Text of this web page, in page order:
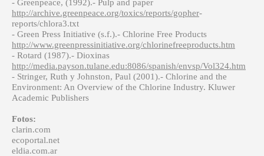
- Greenpeace, (1992).- Pulp and paper
http://archive.greenpeace.org/toxics/reports/gopher-
reports/chlora3.txt
- Green Press Initiative (s.f.).- Chlorine Free Products
http://www.greenpressinitiative.org/chlorinefreeproducts.htm
- Rotard (1987).- Dioxinas
http://media.payson.tulane.edu:8086/spanish/envsp/Vol324.htm
- Stringer, Ruth y Johnston, Paul (2001).- Chlorine and the
Environment: An Overview of the Chlorine Industry. Kluwer
Academic Publishers
Fotos:
clarin.com
ecoportal.net
eldia.com.ar